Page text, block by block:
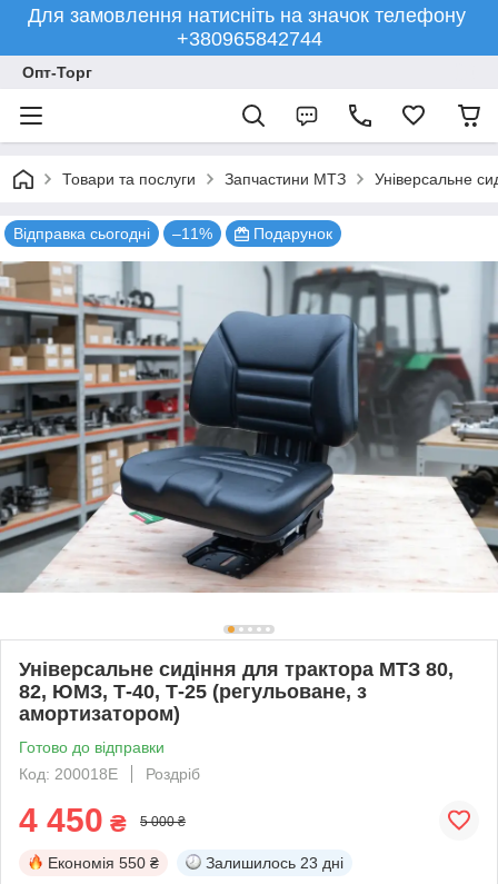
Для замовлення натисніть на значок телефону
+380965842744
Опт-Торг
Товари та послуги Запчастини МТЗ Універсальне
Відправка сьогодні –11% Подарунок
Універсальне сидіння для трактора МТЗ 80,
82, ЮМЗ, Т-40, Т-25 (регульоване, з
амортизатором)
Готово до відправки
Код: 200018Е
Роздріб
4 450 ₴ 5 000 ₴
Економія 550 ₴ Залишилось 23 дні